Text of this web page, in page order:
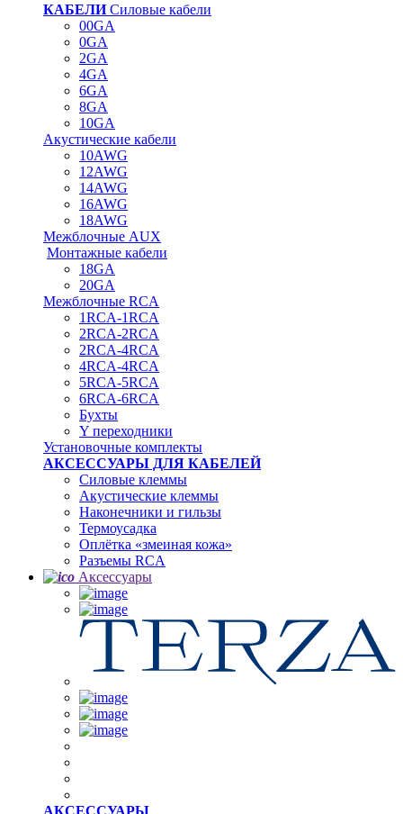
КАБЕЛИСиловые кабели
00GA
0GA
2GA
4GA
6GA
8GA
10GA
Акустические кабели
10AWG
12AWG
14AWG
16AWG
18AWG
Межблочные AUX
Монтажные кабели
18GA
20GA
Межблочные RCA
1RCA-1RCA
2RCA-2RCA
2RCA-4RCA
4RCA-4RCA
5RCA-5RCA
6RCA-6RCA
Бухты
Y переходники
Установочные комплекты
АКСЕССУАРЫ ДЛЯ КАБЕЛЕЙ
Силовые клеммы
Акустические клеммы
Наконечники и гильзы
Термоусадка
Oплётка «змеиная кожа»
Разъемы RCA
Аксессуары